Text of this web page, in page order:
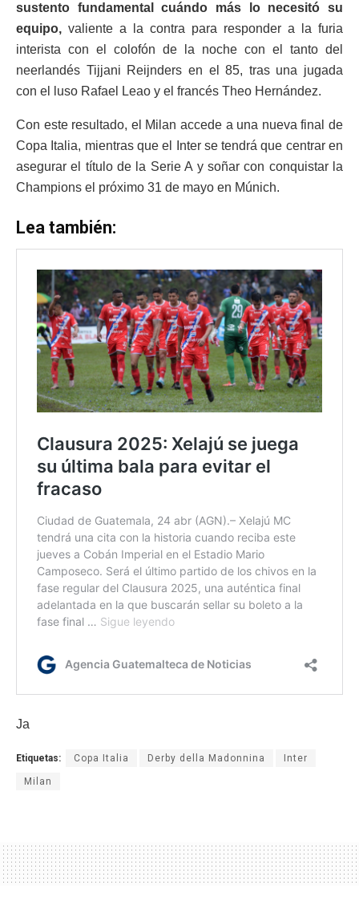
sustento fundamental cuándo más lo necesitó su
equipo, valiente a la contra para responder a la furia
interista con el colofón de la noche con el tanto del
neerlandés Tijjani Reijnders en el 85, tras una jugada
con el luso Rafael Leao y el francés Theo Hernández.
Con este resultado, el Milan accede a una nueva final de
Copa Italia, mientras que el Inter se tendrá que centrar en
asegurar el título de la Serie A y soñar con conquistar la
Champions el próximo 31 de mayo en Múnich.
Lea también:
Ja
Etiquetas: Copa Italia Derby della Madonnina Inter
Milan